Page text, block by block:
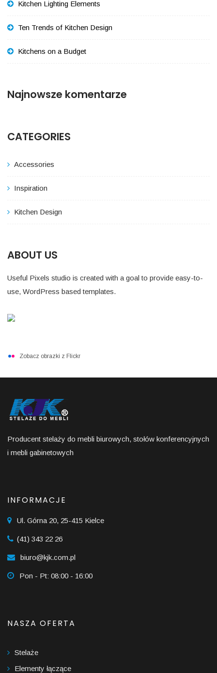
Kitchen Lighting Elements
Ten Trends of Kitchen Design
Kitchens on a Budget
Najnowsze komentarze
CATEGORIES
Accessories
Inspiration
Kitchen Design
ABOUT US
Useful Pixels studio is created with a goal to provide easy-to-
use, WordPress based templates.
Zobacz obrazki z Flickr
Producent stelaży do mebli biurowych, stołów konferencyjnych
i mebli gabinetowych
INFORMACJE
Ul. Górna 20, 25-415 Kielce
(41) 343 22 26
biuro@kjk.com.pl
Pon - Pt: 08:00 - 16:00
NASZA OFERTA
Stelaże
Elementy łączące